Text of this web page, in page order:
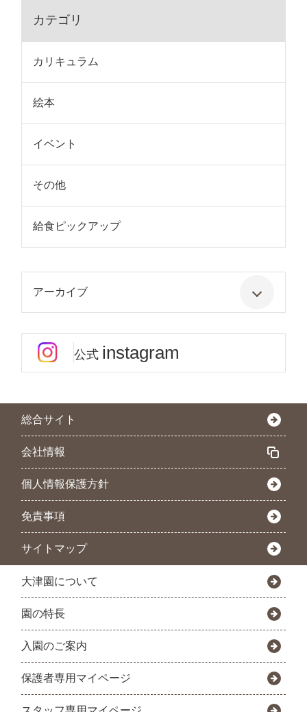
カテゴリ
カリキュラム
絵本
イベント
その他
給食ピックアップ
アーカイブ
公式 instagram
総合サイト
会社情報
個人情報保護方針
免責事項
サイトマップ
大津園について
園の特長
入園のご案内
保護者専用マイページ